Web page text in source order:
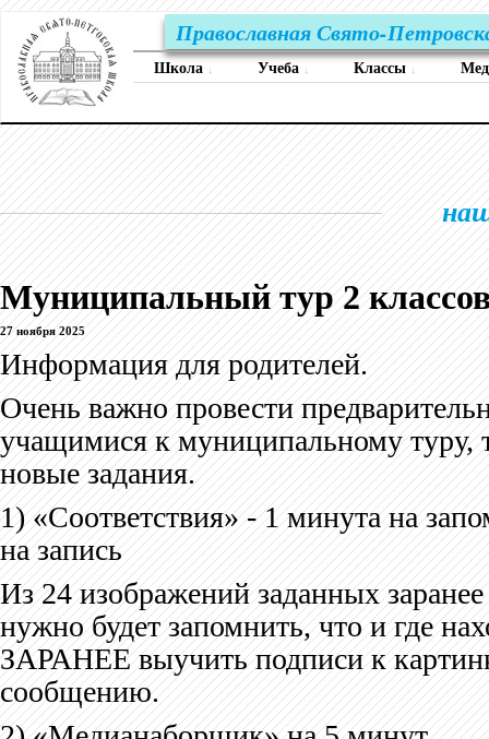
Православная Свято-
Школа ↓ Учеба ↓ Классы ↓
Муниципальный тур 2
27 ноября 2025
Информация для родителей.
Очень важно провести
учащимися к муниципальному туру,
новые задания.
1) «Соответствия» - 1 минута на
на запись
Из 24 изображений заданных заранее
нужно будет запомнить, что и где
ЗАРАНЕЕ выучить подписи к
сообщению.